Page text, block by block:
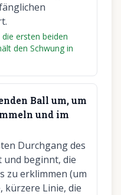
ersten beiden
den Schwung in
Ball um, um
und im
Durchgang des
und beginnt, die
zu erklimmen (um
kürzere Linie, die